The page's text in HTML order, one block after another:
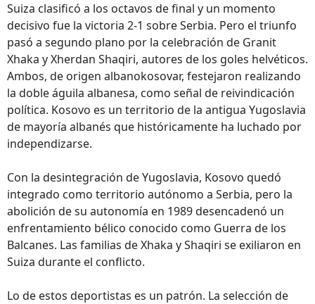
Suiza clasificó a los octavos de final y un momento
decisivo fue la victoria 2-1 sobre Serbia. Pero el triunfo
pasó a segundo plano por la celebración de Granit
Xhaka y Xherdan Shaqiri, autores de los goles helvéticos.
Ambos, de origen albanokosovar, festejaron realizando
la doble águila albanesa, como señal de reivindicación
política. Kosovo es un territorio de la antigua Yugoslavia
de mayoría albanés que históricamente ha luchado por
independizarse.
Con la desintegración de Yugoslavia, Kosovo quedó
integrado como territorio autónomo a Serbia, pero la
abolición de su autonomía en 1989 desencadenó un
enfrentamiento bélico conocido como Guerra de los
Balcanes. Las familias de Xhaka y Shaqiri se exiliaron en
Suiza durante el conflicto.
Lo de estos deportistas es un patrón. La selección de